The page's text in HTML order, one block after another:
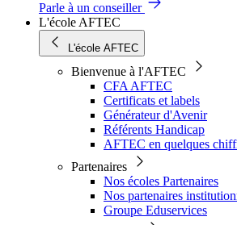
Parle à un conseiller
L'école AFTEC
L'école AFTEC
Bienvenue à l'AFTEC
CFA AFTEC
Certificats et labels
Générateur d'Avenir
Référents Handicap
AFTEC en quelques
Partenaires
Nos écoles Partenaires
Nos partenaires
Groupe Eduservices